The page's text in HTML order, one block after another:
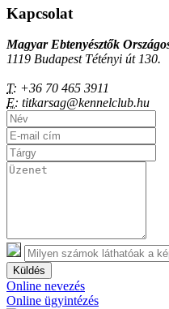
Kapcsolat
Magyar Ebtenyésztők
1119 Budapest Tétényi út 130.
T: +36 70 465 3911
E: titkarsag@kennelclub.hu
Küldés
Online nevezés
Online ügyintézés